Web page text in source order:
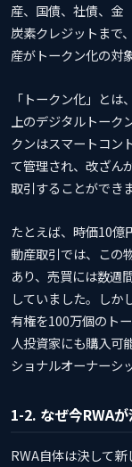
産、国債、社債、金
炭素クレジットまで
産がトークン化の対
「トークン化」と
上のデジタルトーク
クンはスマートコン
て管理され、改ざん
取引することができま
たとえば、時価10億
動産取引では、この
あり、売買には数週
していました。しか
有権を100万個のト
人投資家にも購入可
ショナルオーナーシ
1-2. なぜ今RWA
RWA自体は決して